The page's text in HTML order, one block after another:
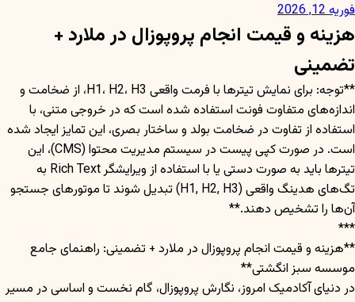
فوریه 12, 2026
هزینه و قیمت انجام پروپوزال در ملارد +
تضمینی
**توجه: برای نمایش تیترها با فرمت واقعی H1، H2، H3، از ضخامت و
اندازه‌های متفاوت فونت استفاده شده است که در خروجی متنی، با
استفاده از تفاوت در ضخامت بولد و ساختار بصری، این تمایز ایجاد شده
است. در صورت کپی پیست در سیستم مدیریت محتوا (CMS)، این
تیترها باید به صورت دستی یا با استفاده از ویرایشگر Rich Text به
تگ‌های هدینگ واقعی (H1, H2, H3) تبدیل شوند تا موتورهای جستجو
آن‌ها را تشخیص دهند.**
***
**هزینه و قیمت انجام پروپوزال در ملارد + تضمینی: راهنمای جامع
موسسه سبز انگشتی**
در دنیای آکادمیک امروز، نگارش پروپوزال، گام نخست و اساسی در مسیر